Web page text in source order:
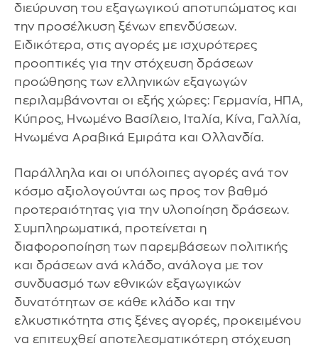
διεύρυνση του εξαγωγικού αποτυπώματος και
την προσέλκυση ξένων επενδύσεων.
Ειδικότερα, στις αγορές με ισχυρότερες
προοπτικές για την στόχευση δράσεων
προώθησης των ελληνικών εξαγωγών
περιλαμβάνονται οι εξής χώρες: Γερμανία, ΗΠΑ,
Κύπρος, Ηνωμένο Βασίλειο, Ιταλία, Κίνα, Γαλλία,
Ηνωμένα Αραβικά Εμιράτα και Ολλανδία.
Παράλληλα και οι υπόλοιπες αγορές ανά τον
κόσμο αξιολογούνται ως προς τον βαθμό
προτεραιότητας για την υλοποίηση δράσεων.
Συμπληρωματικά, προτείνεται η
διαφοροποίηση των παρεμβάσεων πολιτικής
και δράσεων ανά κλάδο, ανάλογα με τον
συνδυασμό των εθνικών εξαγωγικών
δυνατότητων σε κάθε κλάδο και την
ελκυστικότητα στις ξένες αγορές, προκειμένου
να επιτευχθεί αποτελεσματικότερη στόχευση